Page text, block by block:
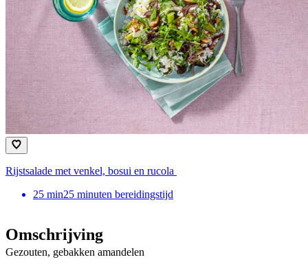
Rijstsalade met venkel, bosui en rucola
25 min25 minuten bereidingstijd
Omschrijving
Gezouten, gebakken amandelen